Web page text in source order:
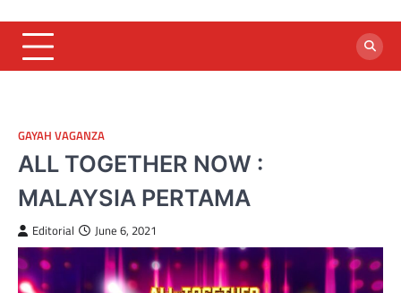
content
GAYAH VAGANZA
ALL TOGETHER NOW :
MALAYSIA PERTAMA
Editorial June 6, 2021